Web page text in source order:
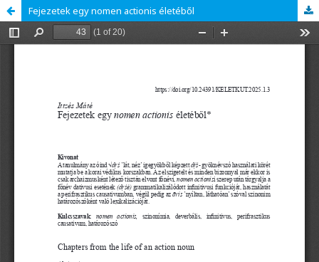
Fejezetek egy nomen actionis életéből